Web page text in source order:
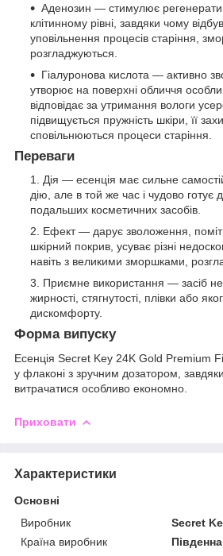
Аденозин — стимулює
клітинному рівні, завдяки чому
уповільнення процесів старіння,
розгладжуються.
Гіалуронова кислота — активно
утворює на поверхні обличчя
відповідає за утримання вологи
підвищується пружність шкіри, її
сповільнюються процеси старіння.
Переваги
Дія — есенція має сильне
дію, але в той же час і чудово готує
подальших косметичних засобів.
Ефект — дарує зволоження,
шкірний покрив, усуває різні
навіть з великими зморшками,
Приємне використання — засіб не
жирності, стягнутості, плівки або
дискомфорту.
Форма випуску
Есенція Secret Key 24K Gold Premium
у флаконі з зручним дозатором,
витрачатися особливо економно.
Приховати
Характеристики
Основні
Виробник
Secret
Країна виробник